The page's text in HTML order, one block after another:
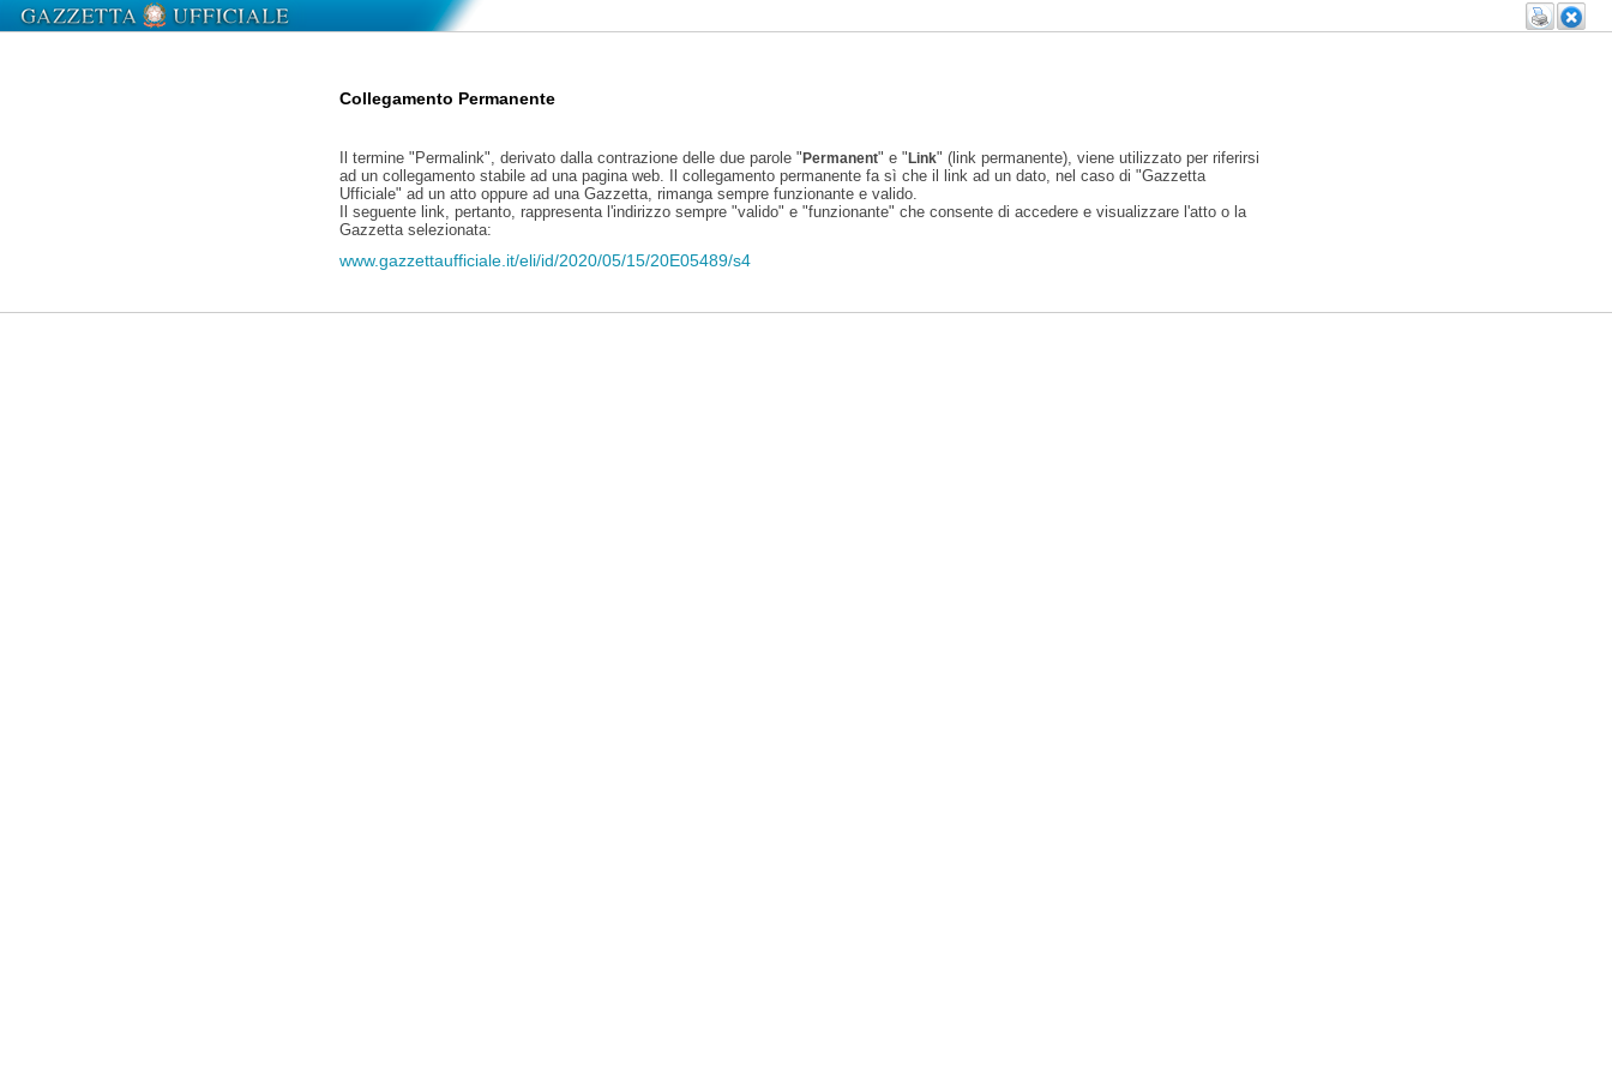
Collegamento Permanente
Il termine "Permalink", derivato dalla contrazione delle due parole "Permanent" e "Link" (link permanente), viene utilizzato per riferirsi
ad un collegamento stabile ad una pagina web. Il collegamento permanente fa sì che il link ad un dato, nel caso di "Gazzetta
Ufficiale" ad un atto oppure ad una Gazzetta, rimanga sempre funzionante e valido.
Il seguente link, pertanto, rappresenta l'indirizzo sempre "valido" e "funzionante" che consente di accedere e visualizzare l'atto o la
Gazzetta selezionata:
www.gazzettaufficiale.it/eli/id/2020/05/15/20E05489/s4